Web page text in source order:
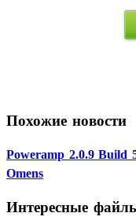
Похожие новости
Poweramp 2.0.9 Build
Omens
Интересные